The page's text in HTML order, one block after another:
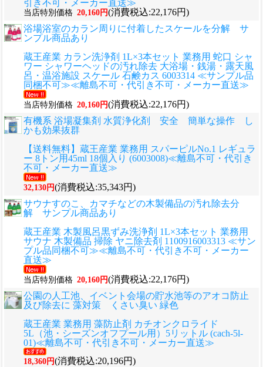
引き不可・メーカー直送≫
当店特別価格 20,160円(消費税込:22,176円)
浴場浴室のカラン周りに付着したスケールを分解 サ
ンプル商品あり
蔵王産業 カラン洗浄剤 1L×3本セット 業務用 蛇口 シャ
ワー シャワーヘッドの汚れ除去 大浴場・銭湯・露天風
呂・温浴施設 スケール 石鹸カス 6003314 ≪サンプル品
同梱不可≫≪離島不可・代引き不可・メーカー直送≫
当店特別価格 20,160円(消費税込:22,176円)
有機系 浴場凝集剤 水質浄化剤 安全 簡単な操作 し
かも効果抜群
【送料無料】蔵王産業 業務用 スパーピルNo.1 レギュラ
ー 8トン用45ml 18個入り (6003008)≪離島不可・代引き
不可・メーカー直送≫
32,130円(消費税込:35,343円)
サウナすのこ、カマチなどの木製備品の汚れ除去分
解 サンプル商品あり
蔵王産業 木製風呂黒ずみ洗浄剤 1L×3本セット 業務用
サウナ 木製備品 掃除 ヤニ除去剤 1100916003313 ≪サン
プル品同梱不可≫≪離島不可・代引き不可・メーカー
直送≫
当店特別価格 20,160円(消費税込:22,176円)
公園の人工池、イベント会場の貯水池等のアオコ防止
及び除去に 藻対策 くさい臭い 緑色
蔵王産業 業務用 藻防止剤 カチオンクロライド
5L（池・シーズンオフプール用）5リットル (cach-5l-
01)≪離島不可・代引き不可・メーカー直送≫
18,360円(消費税込:20,196円)